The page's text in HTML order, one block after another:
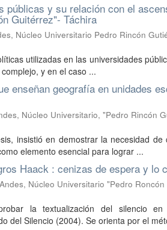
y su relación con el
Guitérrez"- Táchira
Núcleo Universitario Pedro Rincón
utilizadas en las universidades
y en el caso ...
enseñan geografía en unidades
Núcleo Universitario, "Pedro Rincón
insistió en demostrar la necesidad
elemento esencial para lograr ...
Haack : cenizas de espera y lo
Núcleo Universitario "Pedro
la textualización del silencio
del Silencio (2004). Se orienta por el